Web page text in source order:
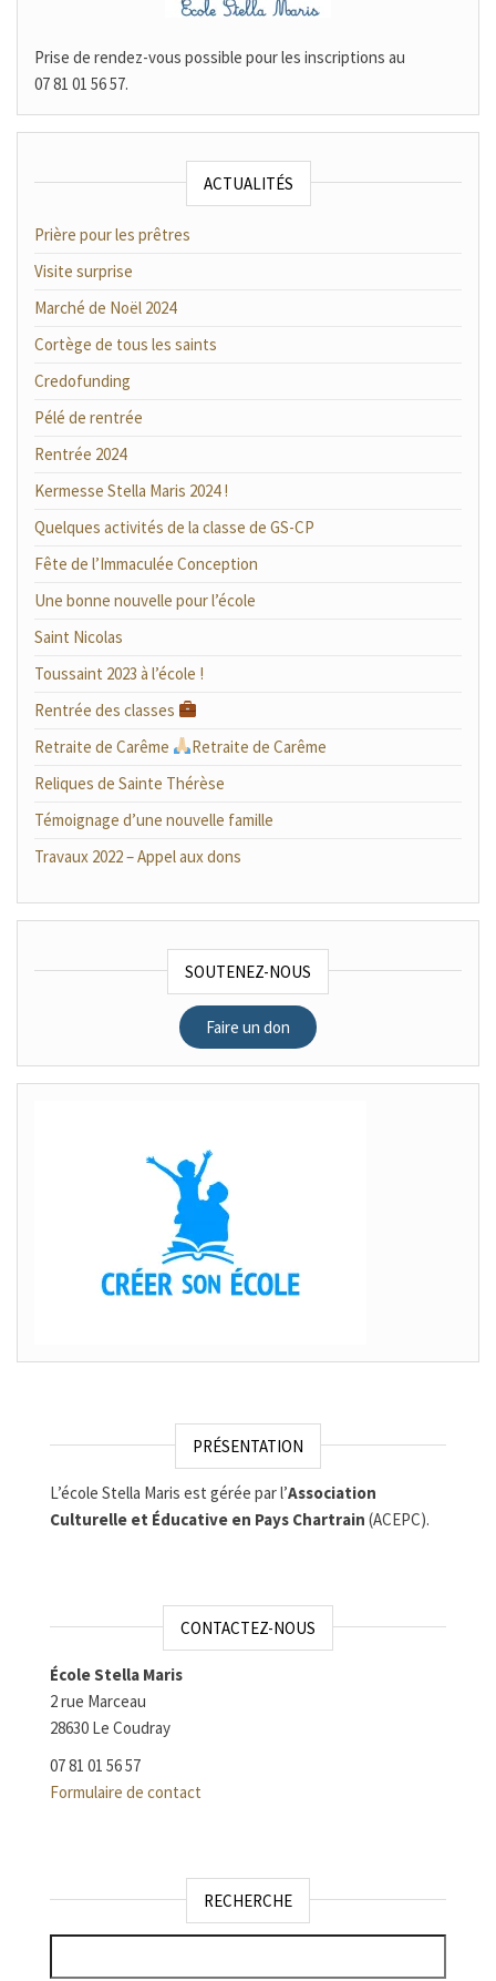
Prise de rendez-vous possible pour les inscriptions au
07 81 01 56 57.
ACTUALITÉS
Prière pour les prêtres
Visite surprise
Marché de Noël 2024
Cortège de tous les saints
Credofunding
Pélé de rentrée
Rentrée 2024
Kermesse Stella Maris 2024 !
Quelques activités de la classe de GS-CP
Fête de l’Immaculée Conception
Une bonne nouvelle pour l’école
Saint Nicolas
Toussaint 2023 à l’école !
Rentrée des classes
Retraite de Carême
Retraite de Carême
Reliques de Sainte Thérèse
Témoignage d’une nouvelle famille
Travaux 2022 – Appel aux dons
SOUTENEZ-NOUS
Faire un don
PRÉSENTATION
L’école Stella Maris est gérée par l’Association
Culturelle et Éducative en Pays Chartrain (ACEPC).
CONTACTEZ-NOUS
École Stella Maris
2 rue Marceau
28630 Le Coudray
07 81 01 56 57
Formulaire de contact
RECHERCHE